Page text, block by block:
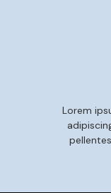
Lorem